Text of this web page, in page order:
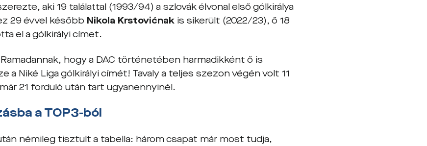
aki 19 találattal (1993/94) a szlovák élvonal első gólkirálya
29 évvel később Nikola Krstovićnak is sikerült (2022/23), ő 18
el a gólkirályi címet.
hogy a DAC történetében harmadikként ő is
a Niké Liga gólkirályi címét! Tavaly a teljes szezon végén volt 11
21 forduló után tart ugyanennyinél.
a TOP3-ból
némileg tisztult a tabella: három csapat már most tudja,